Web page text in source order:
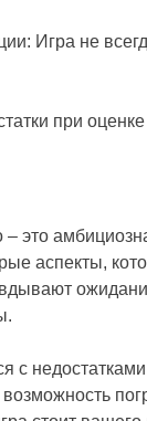
Игра не
при
это
аспекты,
с